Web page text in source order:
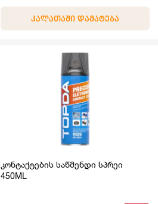
ᲙᲐᲚᲐᲗᲐᲨᲘ ᲓᲐᲛᲐᲢᲔᲑᲐ
კონტაქტების საწმენდი სპრეი
450ML